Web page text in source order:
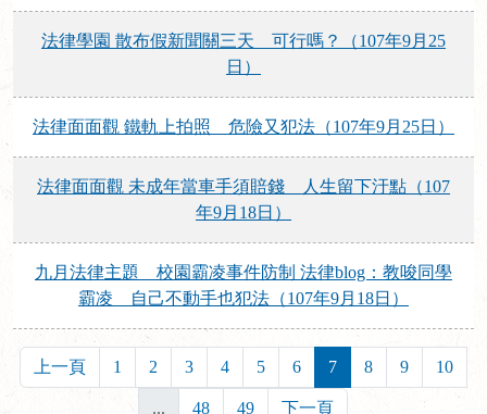
法律學園 散布假新聞關三天 可行嗎？（107年9月25
日）
法律面面觀 鐵軌上拍照 危險又犯法（107年9月25日）
法律面面觀 未成年當車手須賠錢 人生留下汙點（107
年9月18日）
九月法律主題 校園霸凌事件防制 法律blog：教唆同學
霸凌 自己不動手也犯法（107年9月18日）
上一頁 1 2 3 4 5 6 7 8 9 10
... 48 49 下一頁